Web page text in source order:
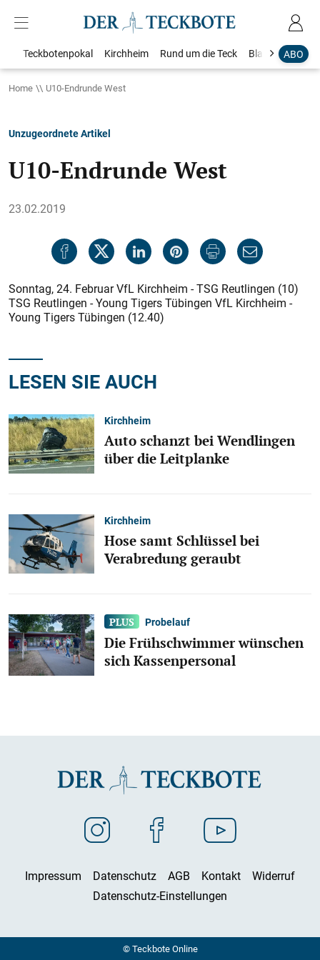
ABO
Teckbotenpokal Kirchheim Rund um die Teck Blaulicht
Home U10-Endrunde West
Unzugeordnete Artikel
U10-Endrunde West
23.02.2019
Sonntag, 24. Februar VfL Kirchheim - TSG Reutlingen (10)
TSG Reutlingen - Young Tigers Tübingen VfL Kirchheim -
Young Tigers Tübingen (12.40)
LESEN SIE AUCH
Kirchheim
Auto schanzt bei Wendlingen
über die Leitplanke
Kirchheim
Hose samt Schlüssel bei
Verabredung geraubt
Probelauf
Die Frühschwimmer wünschen
sich Kassenpersonal
Impressum Datenschutz AGB Kontakt
Widerruf
Datenschutz-Einstellungen
© Teckbote Online